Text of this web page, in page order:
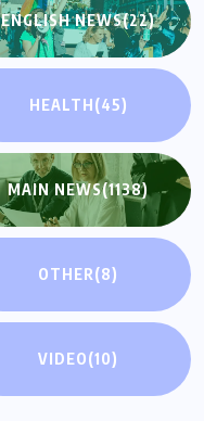
ENGLISH NEWS(22)
HEALTH(45)
MAIN NEWS(1138)
OTHER(8)
VIDEO(10)